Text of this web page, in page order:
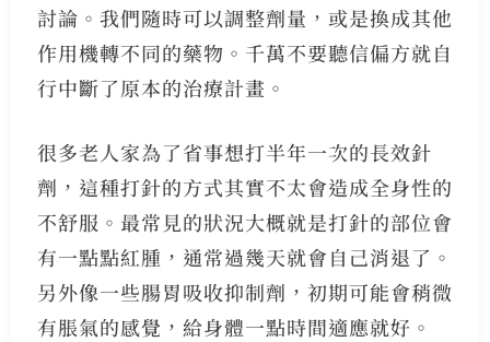
討論。我們隨時可以調整劑量，或是換成其他
作用機轉不同的藥物。千萬不要聽信偏方就自
行中斷了原本的治療計畫。
很多老人家為了省事想打半年一次的長效針
劑，這種打針的方式其實不太會造成全身性的
不舒服。最常見的狀況大概就是打針的部位會
有一點點紅腫，通常過幾天就會自己消退了。
另外像一些腸胃吸收抑制劑，初期可能會稍微
有脹氣的感覺，給身體一點時間適應就好。